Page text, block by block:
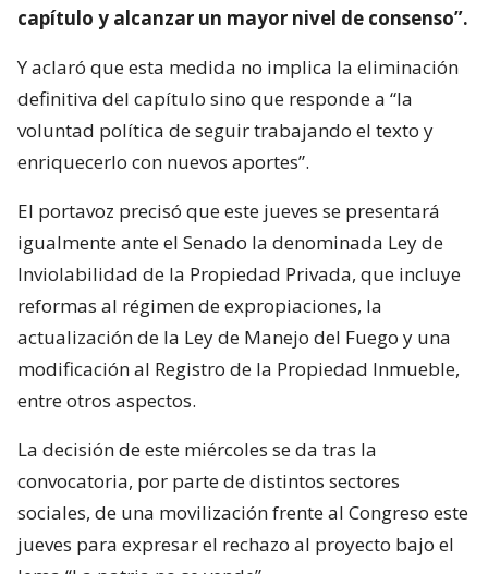
capítulo y alcanzar un mayor nivel de consenso”.
Y aclaró que esta medida no implica la eliminación
definitiva del capítulo sino que responde a “la
voluntad política de seguir trabajando el texto y
enriquecerlo con nuevos aportes”.
El portavoz precisó que este jueves se presentará
igualmente ante el Senado la denominada Ley de
Inviolabilidad de la Propiedad Privada, que incluye
reformas al régimen de expropiaciones, la
actualización de la Ley de Manejo del Fuego y una
modificación al Registro de la Propiedad Inmueble,
entre otros aspectos.
La decisión de este miércoles se da tras la
convocatoria, por parte de distintos sectores
sociales, de una movilización frente al Congreso este
jueves para expresar el rechazo al proyecto bajo el